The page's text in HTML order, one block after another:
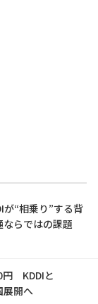
が“相乗り”する背
らではの課題
円 KDDIと
展開へ